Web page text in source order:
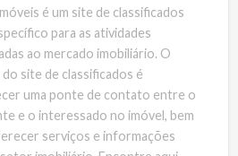
é um site de classificados
para as atividades
ao mercado imobiliário. O
site de classificados é
uma ponte de contato entre o
e o interessado no imóvel, bem
serviços e informações